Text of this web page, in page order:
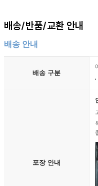
배송/반품/교환 안내
배송 안내
배송 구분
포장 안내